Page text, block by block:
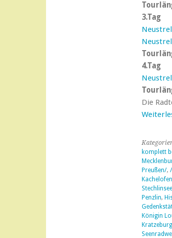
3.Tag
4.Tag
Die
komplett
Preußen/,
Stechlinsee
Penzlin,
Königin
Kratzeburg